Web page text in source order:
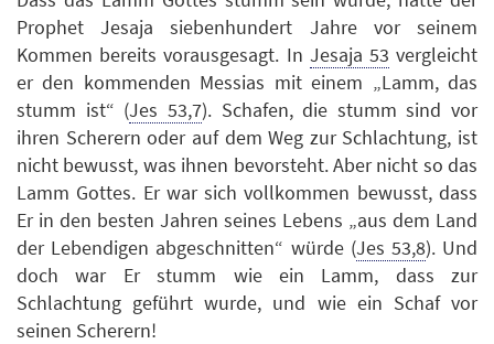
Prophet Jesaja siebenhundert Jahre vor seinem
Kommen bereits vorausgesagt. In Jesaja 53 vergleicht
er den kommenden Messias mit einem „Lamm, das
stumm ist“ (Jes 53,7). Schafen, die stumm sind vor
ihren Scherern oder auf dem Weg zur Schlachtung, ist
nicht bewusst, was ihnen bevorsteht. Aber nicht so das
Lamm Gottes. Er war sich vollkommen bewusst, dass
Er in den besten Jahren seines Lebens „aus dem Land
der Lebendigen abgeschnitten“ würde (Jes 53,8). Und
doch war Er stumm wie ein Lamm, dass zur
Schlachtung geführt wurde, und wie ein Schaf vor
seinen Scherern!